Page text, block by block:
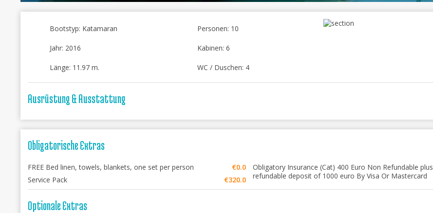
Bootstyp: Katamaran
Jahr: 2016
Länge: 11.97 m.
Personen: 10
Kabinen: 6
WC / Duschen: 4
Ausrüstung & Ausstattung
Obligatorische Extras
FREE Bed linen, towels, blankets, one set per person
€0.0
Service Pack
€320.0
Obligatory Insurance (Cat) 400 Euro Non Refundable plus
refundable deposit of 1000 euro By Visa Or Mastercard
Optionale Extras